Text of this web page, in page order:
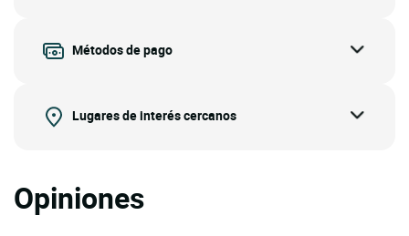
Métodos de pago
Lugares de interés cercanos
Opiniones